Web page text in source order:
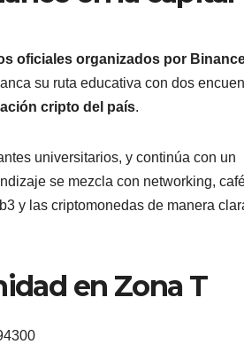
oficiales organizados por
su ruta educativa con dos
cripto del país.
universitarios, y continúa con un
se mezcla con networking,
y las criptomonedas de manera
en Zona T